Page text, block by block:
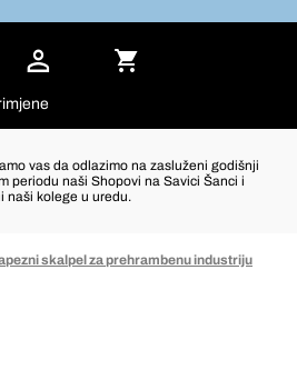
vas da odlazimo na zasluženi godišnji
periodu naši Shopovi na Savici Šanci i
naši kolege u uredu.
skalpel za prehrambenu industriju